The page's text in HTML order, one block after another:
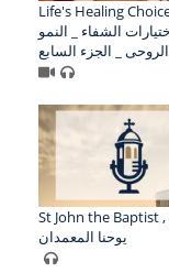
Life's Healing
الشفاء _ النمو
الروحى _ الجزء السابع
St John the Baptist , القديس
يوحنا المعمدان